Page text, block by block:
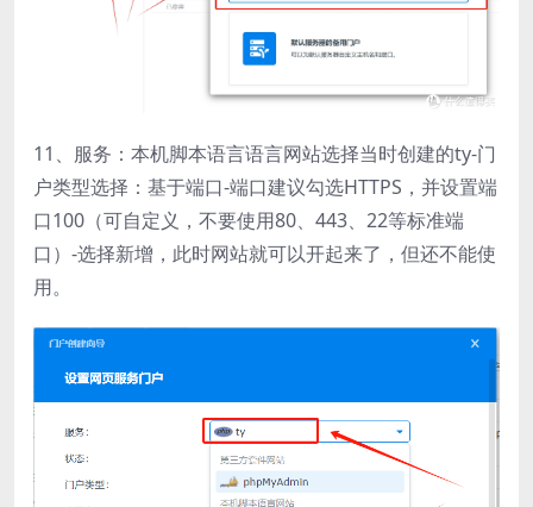
11、服务：本机脚本语言语言网站选择当时创建的ty-门
户类型选择：基于端口-端口建议勾选HTTPS，并设置端
口100（可自定义，不要使用80、443、22等标准端
口）-选择新增，此时网站就可以开起来了，但还不能使
用。